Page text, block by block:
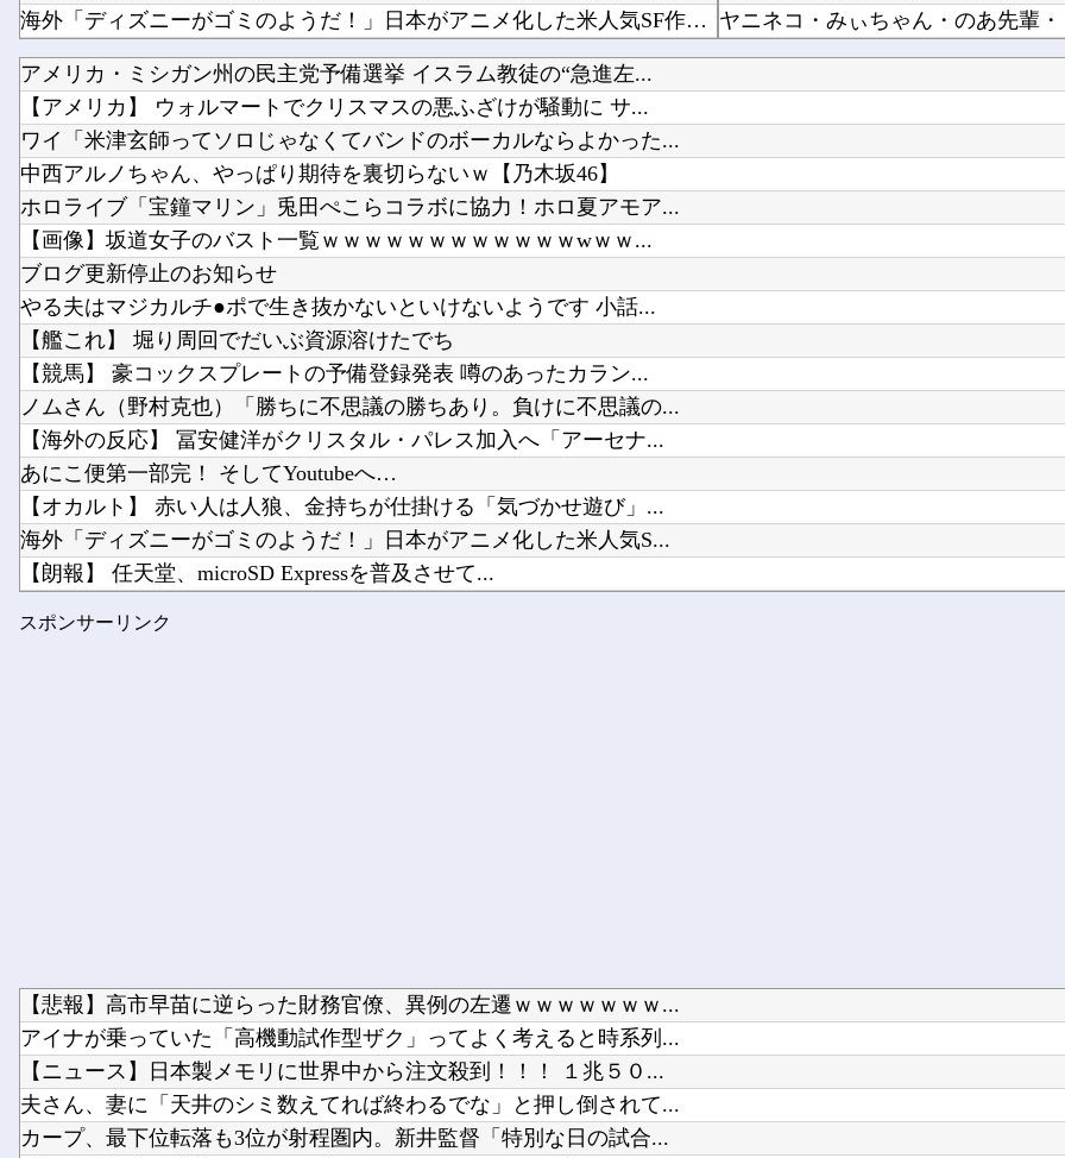
海外「ディズニーがゴミのようだ！」日本がアニメ化した米人気SF作品に絶賛の声が殺到中
【朗報】 任天堂、microSD Expressを普及させてしまう…
10代美少女の ”初めての女性器脱毛” 動画、エ□すぎて1000万再生される・・・
【悲報】 国土交通省さん気が狂ってしまうｗｗｗｗｗｗ
Powered by livedoor 相互RSS
【にじさんじ】笹木、1週間ほど里
【ウマ娘】（悲報）ナイスネイチ
ライザの公式AIゲーム、エッチす
Vチューバーに最近ある変化が起き
アメリカ・ミシガン州の民主党予備選挙 イスラム教徒の“急進左...
【アメリカ】 ウォルマートでクリスマスの悪ふざけが騒動に サ...
ワイ「米津玄師ってソロじゃなくてバンドのボーカルならよかった...
中西アルノちゃん、やっぱり期待を裏切らないｗ【乃木坂46】
ホロライブ「宝鐘マリン」兎田ぺこらコラボに協力！ホロ夏アモア...
【画像】坂道女子のバスト一覧ｗｗｗｗｗｗｗｗｗｗｗｗwｗｗ...
ブログ更新停止のお知らせ
やる夫はマジカルチ●ポで生き抜かないといけないようです 小話...
【艦これ】 堀り周回でだいぶ資源溶けたでち
【競馬】 豪コックスプレートの予備登録発表 噂のあったカラン...
ノムさん（野村克也）「勝ちに不思議の勝ちあり。負けに不思議の...
【海外の反応】 冨安健洋がクリスタル・パレス加入へ「アーセナ...
あにこ便第一部完！ そしてYoutubeへ…
【オカルト】 赤い人は人狼、金持ちが仕掛ける「気づかせ遊び」...
海外「ディズニーがゴミのようだ！」日本がアニメ化した米人気S...
【朗報】 任天堂、microSD Expressを普及させて...
【悲報】 国土交通省さん気が狂ってしまうｗｗｗｗｗｗ
スポンサーリンク
【悲報】高市早苗に逆らった財務官僚、異例の左遷ｗｗｗｗｗｗｗ...
アイナが乗っていた「高機動試作型ザク」ってよく考えると時系列...
【ニュース】日本製メモリに世界中から注文殺到！！！ １兆５０...
夫さん、妻に「天井のシミ数えてれば終わるでな」と押し倒されて...
カープ、最下位転落も3位が射程圏内。新井監督「特別な日の試合...